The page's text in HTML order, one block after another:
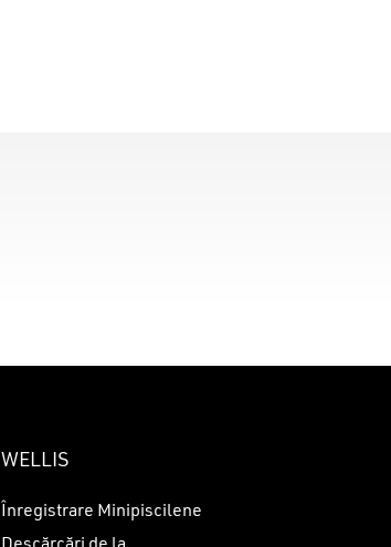
WELLIS
Înregistrare Minipiscilene